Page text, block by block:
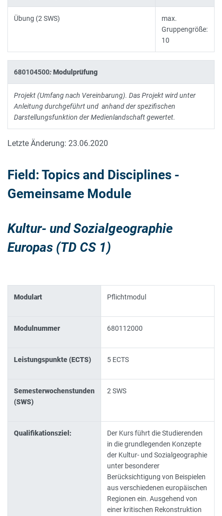
Übung (2 SWS)
max.
Gruppengröße:
10
680104500:Modulprüfung
Projekt (Umfang nach Vereinbarung). Das Projekt wird unter
Anleitung durchgeführt und anhand der spezifischen
Darstellungsfunktion der Medienlandschaft gewertet.
Letzte Änderung: 23.06.2020
Field: Topics and Disciplines -
Gemeinsame Module
Kultur- und Sozialgeographie
Europas (TD CS 1)
Modulart Pflichtmodul
Modulnummer 680112000
Leistungspunkte (ECTS) 5 ECTS
Semesterwochenstunden
(SWS)
2 SWS
Qualifikationsziel:
Der Kurs führt die Studierenden
in die grundlegenden Konzepte
der Kultur- und Sozialgeographie
unter besonderer
Berücksichtigung von Beispielen
aus verschiedenen europäischen
Regionen ein. Ausgehend von
einer kritischen Rekonstruktion